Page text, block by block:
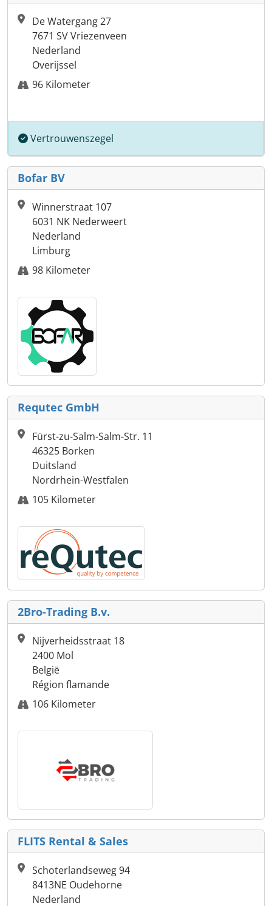
De Watergang 27
7671 SV Vriezenveen
Nederland
Overijssel
96 Kilometer
Vertrouwenszegel
Bofar BV
Winnerstraat 107
6031 NK Nederweert
Nederland
Limburg
98 Kilometer
Requtec GmbH
Fürst-zu-Salm-Salm-Str. 11
46325 Borken
Duitsland
Nordrhein-Westfalen
105 Kilometer
2Bro-Trading B.v.
Nijverheidsstraat 18
2400 Mol
België
Région flamande
106 Kilometer
FLITS Rental & Sales
Schoterlandseweg 94
8413NE Oudehorne
Nederland